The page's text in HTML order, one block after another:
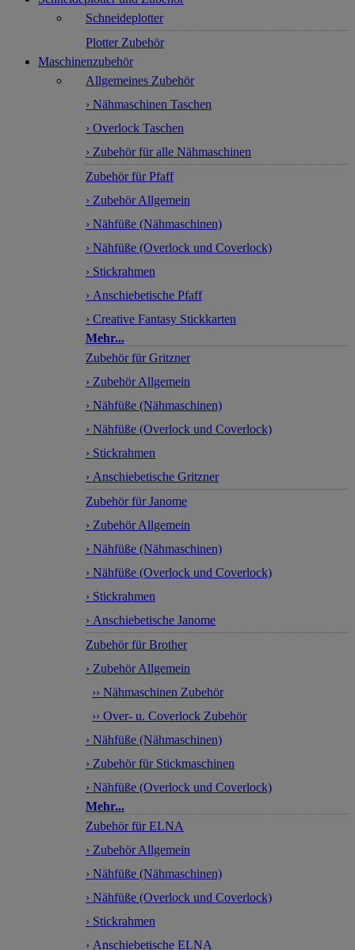
Schneideplotter
Plotter Zubehör
Maschinenzubehör
Allgemeines Zubehör
› Nähmaschinen Taschen
› Overlock Taschen
› Zubehör für alle Nähmaschinen
Zubehör für Pfaff
› Zubehör Allgemein
› Nähfüße (Nähmaschinen)
› Nähfüße (Overlock und Coverlock)
› Stickrahmen
› Anschiebetische Pfaff
› Creative Fantasy Stickkarten
Mehr...
Zubehör für Gritzner
› Zubehör Allgemein
› Nähfüße (Nähmaschinen)
› Nähfüße (Overlock und Coverlock)
› Stickrahmen
› Anschiebetische Gritzner
Zubehör für Janome
› Zubehör Allgemein
› Nähfüße (Nähmaschinen)
› Nähfüße (Overlock und Coverlock)
› Stickrahmen
› Anschiebetische Janome
Zubehör für Brother
› Zubehör Allgemein
›› Nähmaschinen Zubehör
›› Over- u. Coverlock Zubehör
› Nähfüße (Nähmaschinen)
› Zubehör für Stickmaschinen
› Nähfüße (Overlock und Coverlock)
Mehr...
Zubehör für ELNA
› Zubehör Allgemein
› Nähfüße (Nähmaschinen)
› Nähfüße (Overlock und Coverlock)
› Stickrahmen
› Anschiebetische ELNA